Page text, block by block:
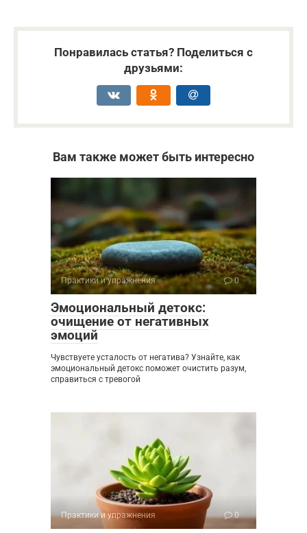
Понравилась статья? Поделиться с
друзьями:
Вам также может быть интересно
Практики и упражнения 0
Эмоциональный детокс:
очищение от негативных
эмоций
Чувствуете усталость от негатива? Узнайте, как
эмоциональный детокс поможет очистить разум,
справиться с тревогой
Практики и упражнения 0